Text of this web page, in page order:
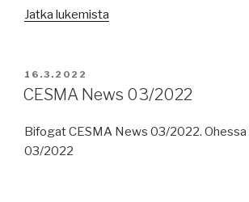
Jatka lukemista
23.3.2022”
JULKAISTU
16.3.2022
CESMA News 03/2022
Bifogat CESMA News 03/2022.
03/2022